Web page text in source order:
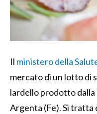
Il ministero della
mercato di un lotto di
lardello prodotto dalla
Argenta (Fe). Si